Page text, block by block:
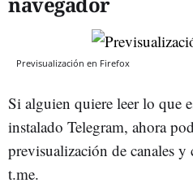
Previsualización en Firefox
Si alguien quiere leer lo que
instalado Telegram, ahora
previsualización de canales y
t.me.